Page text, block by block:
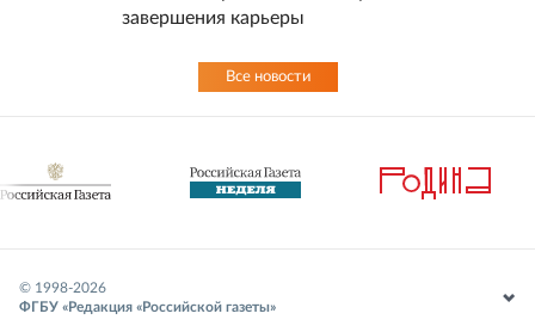
завершения карьеры
Все новости
© 1998-2026
ФГБУ «Редакция «Российской газеты»